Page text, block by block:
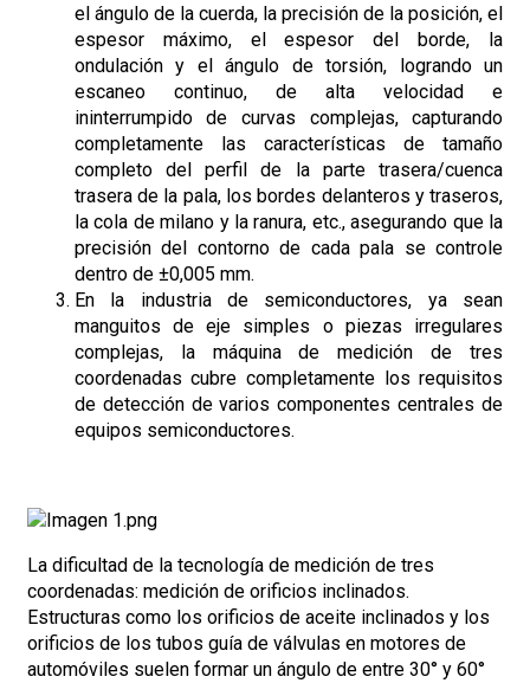
el ángulo de la cuerda, la precisión de la posición, el
espesor máximo, el espesor del borde, la
ondulación y el ángulo de torsión, logrando un
escaneo continuo, de alta velocidad e
ininterrumpido de curvas complejas, capturando
completamente las características de tamaño
completo del perfil de la parte trasera/cuenca
trasera de la pala, los bordes delanteros y traseros,
la cola de milano y la ranura, etc., asegurando que la
precisión del contorno de cada pala se controle
dentro de ±0,005 mm.
En la industria de semiconductores, ya sean
manguitos de eje simples o piezas irregulares
complejas, la máquina de medición de tres
coordenadas cubre completamente los requisitos
de detección de varios componentes centrales de
equipos semiconductores.
La dificultad de la tecnología de medición de tres
coordenadas: medición de orificios inclinados.
Estructuras como los orificios de aceite inclinados y los
orificios de los tubos guía de válvulas en motores de
automóviles suelen formar un ángulo de entre 30° y 60°